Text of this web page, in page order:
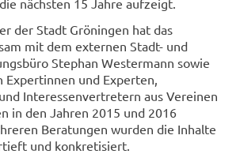
nächsten 15 Jahre aufzeigt.
der Stadt Gröningen hat das
mit dem externen Stadt- und
Stephan Westermann sowie
Expertinnen und Experten,
Interessenvertretern aus Vereinen
in den Jahren 2015 und 2016
Beratungen wurden die Inhalte
und konkretisiert.